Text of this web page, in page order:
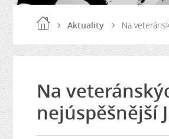
Aktuality Na
Na
nejúspěšnější